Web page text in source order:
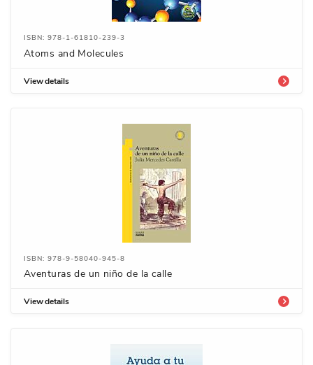
ISBN: 978-1-61810-239-3
Atoms and Molecules
View details
ISBN: 978-9-58040-945-8
Aventuras de un niño de la calle
View details